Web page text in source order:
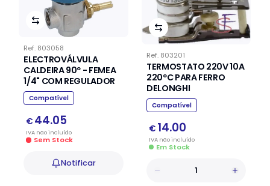
Ref. 803058
ELECTROVÁLVULA
CALDEIRA 90º - FEMEA
1/4" COM REGULADOR
Compatível
€ 44.05
IVA nãoincluído
Sem Stock
Notificar
Ref. 803201
TERMOSTATO 220V 10A
220ºC PARA FERRO
DELONGHI
Compatível
€ 14.00
IVA nãoincluído
Em Stock